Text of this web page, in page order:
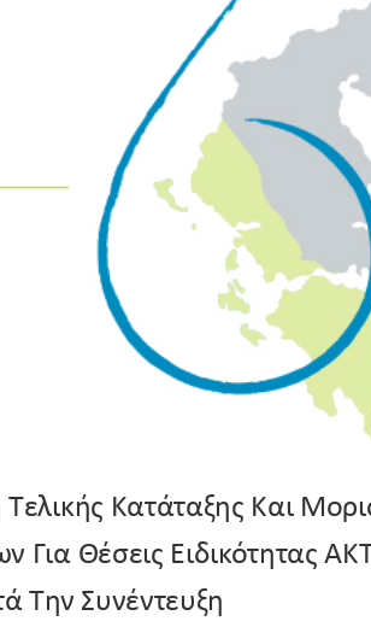
Κατάταξης Και
Για Θέσεις Ειδικότητας
Την Συνέντευξη